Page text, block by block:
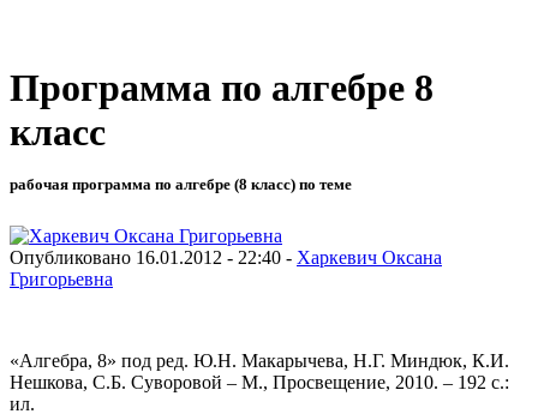
Программа по алгебре 8
класс
рабочая программа по алгебре (8 класс) по теме
Опубликовано 16.01.2012 - 22:40 - Харкевич Оксана
Григорьевна
«Алгебра, 8» под ред. Ю.Н. Макарычева, Н.Г. Миндюк, К.И.
Нешкова, С.Б. Суворовой – М., Просвещение, 2010. – 192 с.:
ил.